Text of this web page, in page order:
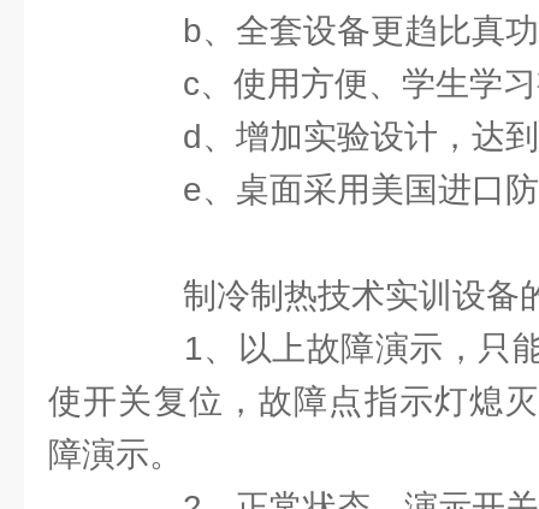
b、全套设备更趋比真功
c、使用方便、学生学习
d、增加实验设计，达到
e、桌面采用美国进口防
制冷制热技术实训设备
1、以上故障演示，只能
使开关复位，故障点指示灯熄
障演示。